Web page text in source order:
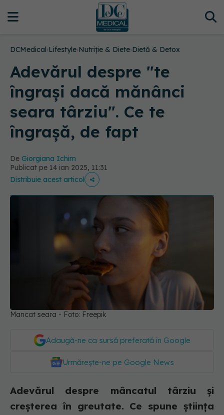
DCMedical›Lifestyle›Nutriție & Diete›Dietă & Detox
Adevărul despre "te
îngrași dacă mănânci
seara târziu". Ce te
îngrașă, de fapt
De Giorgiana Ichim
Publicat pe 14 ian 2025, 11:31
Distribuie acest articol
Mancat seara - Foto: Freepik
Adaugă-ne ca sursă preferată în Google
Urmărește-ne pe Google News
Adevărul despre mâncatul târziu și
creșterea în greutate. Ce spune știința